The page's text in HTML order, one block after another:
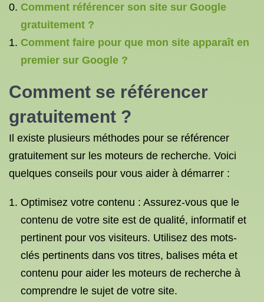
Comment référencer son site sur Google
gratuitement ?
Comment faire pour que mon site apparaît en
premier sur Google ?
Comment se référencer
gratuitement ?
Il existe plusieurs méthodes pour se référencer
gratuitement sur les moteurs de recherche. Voici
quelques conseils pour vous aider à démarrer :
Optimisez votre contenu : Assurez-vous que le
contenu de votre site est de qualité, informatif et
pertinent pour vos visiteurs. Utilisez des mots-
clés pertinents dans vos titres, balises méta et
contenu pour aider les moteurs de recherche à
comprendre le sujet de votre site.